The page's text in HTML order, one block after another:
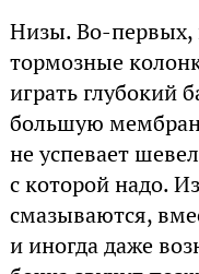
Низы. Во-первых,
тормозные
играть глубокий
большую
не успевает
с которой надо.
смазываются,
и иногда даже